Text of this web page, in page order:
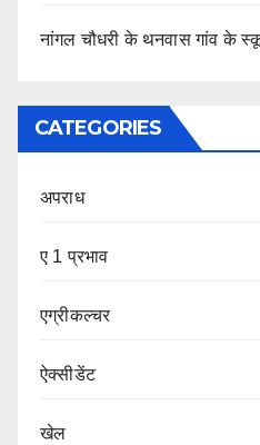
नांगल चौधरी के थनवास गांव के
CATEGORIES
अपराध
ए 1 प्रभाव
एग्रीकल्चर
ऐक्सीडेंट
खेल